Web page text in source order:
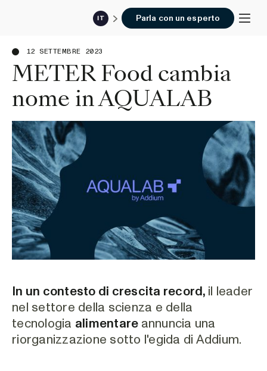
IT Parla con un esperto
12 SETTEMBRE 2023
METER Food cambia
nome in AQUALAB
In un contesto di crescita record, il leader
nel settore della scienza e della
tecnologia alimentare annuncia una
riorganizzazione sotto l'egida di Addium.